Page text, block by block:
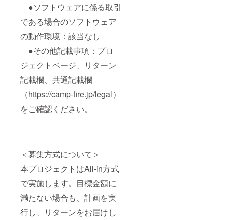
●ソフトウェアに係る取引
である場合のソフトウェア
の動作環境：該当なし
●その他記載事項：プロ
ジェクトページ、リターン
記載欄、共通記載欄
（https://camp-fire.jp/legal）
をご確認ください。
＜募集方式について＞
本プロジェクトはAll-in方式
で実施します。目標金額に
満たない場合も、計画を実
行し、リターンをお届けし